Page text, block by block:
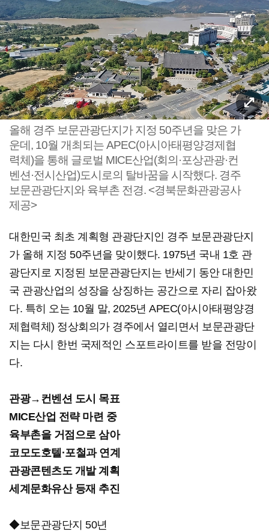
올해 경주 보문관광단지가 지정 50주년을 맞은 가
운데, 10월 개최되는 APEC(아시아태평양경제협
력체)을 통해 글로벌 MICE산업(회의·포상관광·컨
벤션·전시산업)도시로의 탈바꿈을 시작했다. 경주
보문관광단지와 육부촌 전경. <경북문화관광공사
제공>
대한민국 최초 계획형 관광단지인 경주 보문관광단지
가 올해 지정 50주년을 맞이했다. 1975년 국내 1호 관
광단지로 지정된 보문관광단지는 반세기 동안 대한민
국 관광산업의 성장을 상징하는 공간으로 자리 잡아왔
다. 특히 오는 10월 말, 2025년 APEC(아시아태평양경
제협력체) 정상회의가 경주에서 열리면서 보문관광단
지는 다시 한번 국제적인 스포트라이트를 받을 전망이
다.
관광→컨벤션 도시 목표
MICE산업 전략 마련 중
육부촌을 거점으로 삼아
코모도호텔·포철과 연계
관광콘텐츠도 개발 계획
세계문화유산 등재 추진
◆보문관광단지 50년